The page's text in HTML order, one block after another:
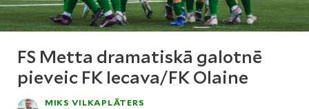
FS Metta dramatiskā galotnē
pieveic FK Iecava/FK Olaine
MIKS VILKAPLĀTERS